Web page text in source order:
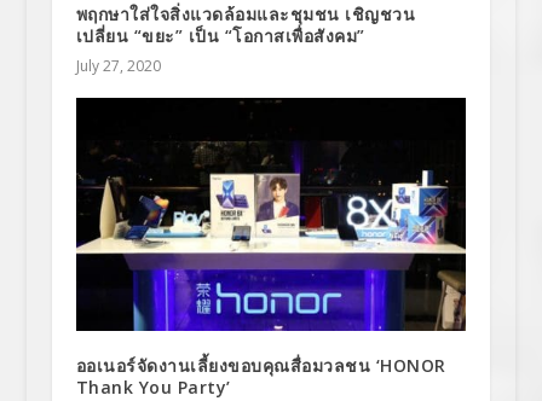
พฤกษาใส่ใจสิ่งแวดล้อมและชุมชน เชิญชวน
เปลี่ยน “ขยะ” เป็น “โอกาสเพื่อสังคม”
July 27, 2020
ออเนอร์จัดงานเลี้ยงขอบคุณสื่อมวลชน ‘HONOR
Thank You Party’